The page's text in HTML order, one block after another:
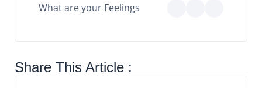
What are your Feelings
Share This Article :